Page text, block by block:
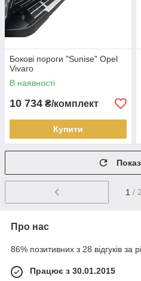
Бокові пороги "Sunise" Opel
Vivaro
В наявності
10 734 ₴/комплект
Купити
1 / 2
Про нас
86% позитивних з 28 відгуків за
Працює з 30.01.2015